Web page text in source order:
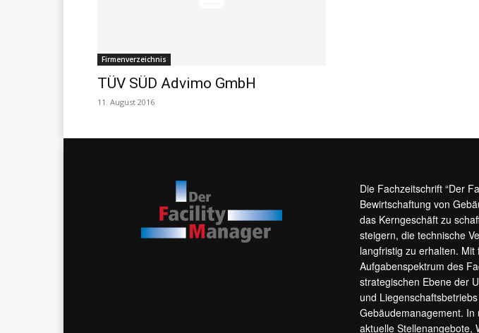
Firmenverzeichnis
TÜV SÜD Advimo GmbH
11. August 2016
Die Fachzeitschrift “Der
Bewirtschaftung von
das Kerngeschäft zu
steigern, die technische
langfristig zu erhalten.
Aufgabenspektrum des
strategischen Ebene der
und
Gebäudemanagement.
aktuelle Stellenangebote,